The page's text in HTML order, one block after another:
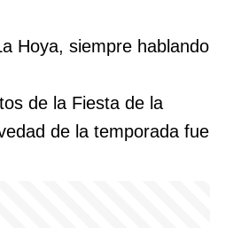
Hoya, siempre hablando
de la Fiesta de la
de la temporada fue